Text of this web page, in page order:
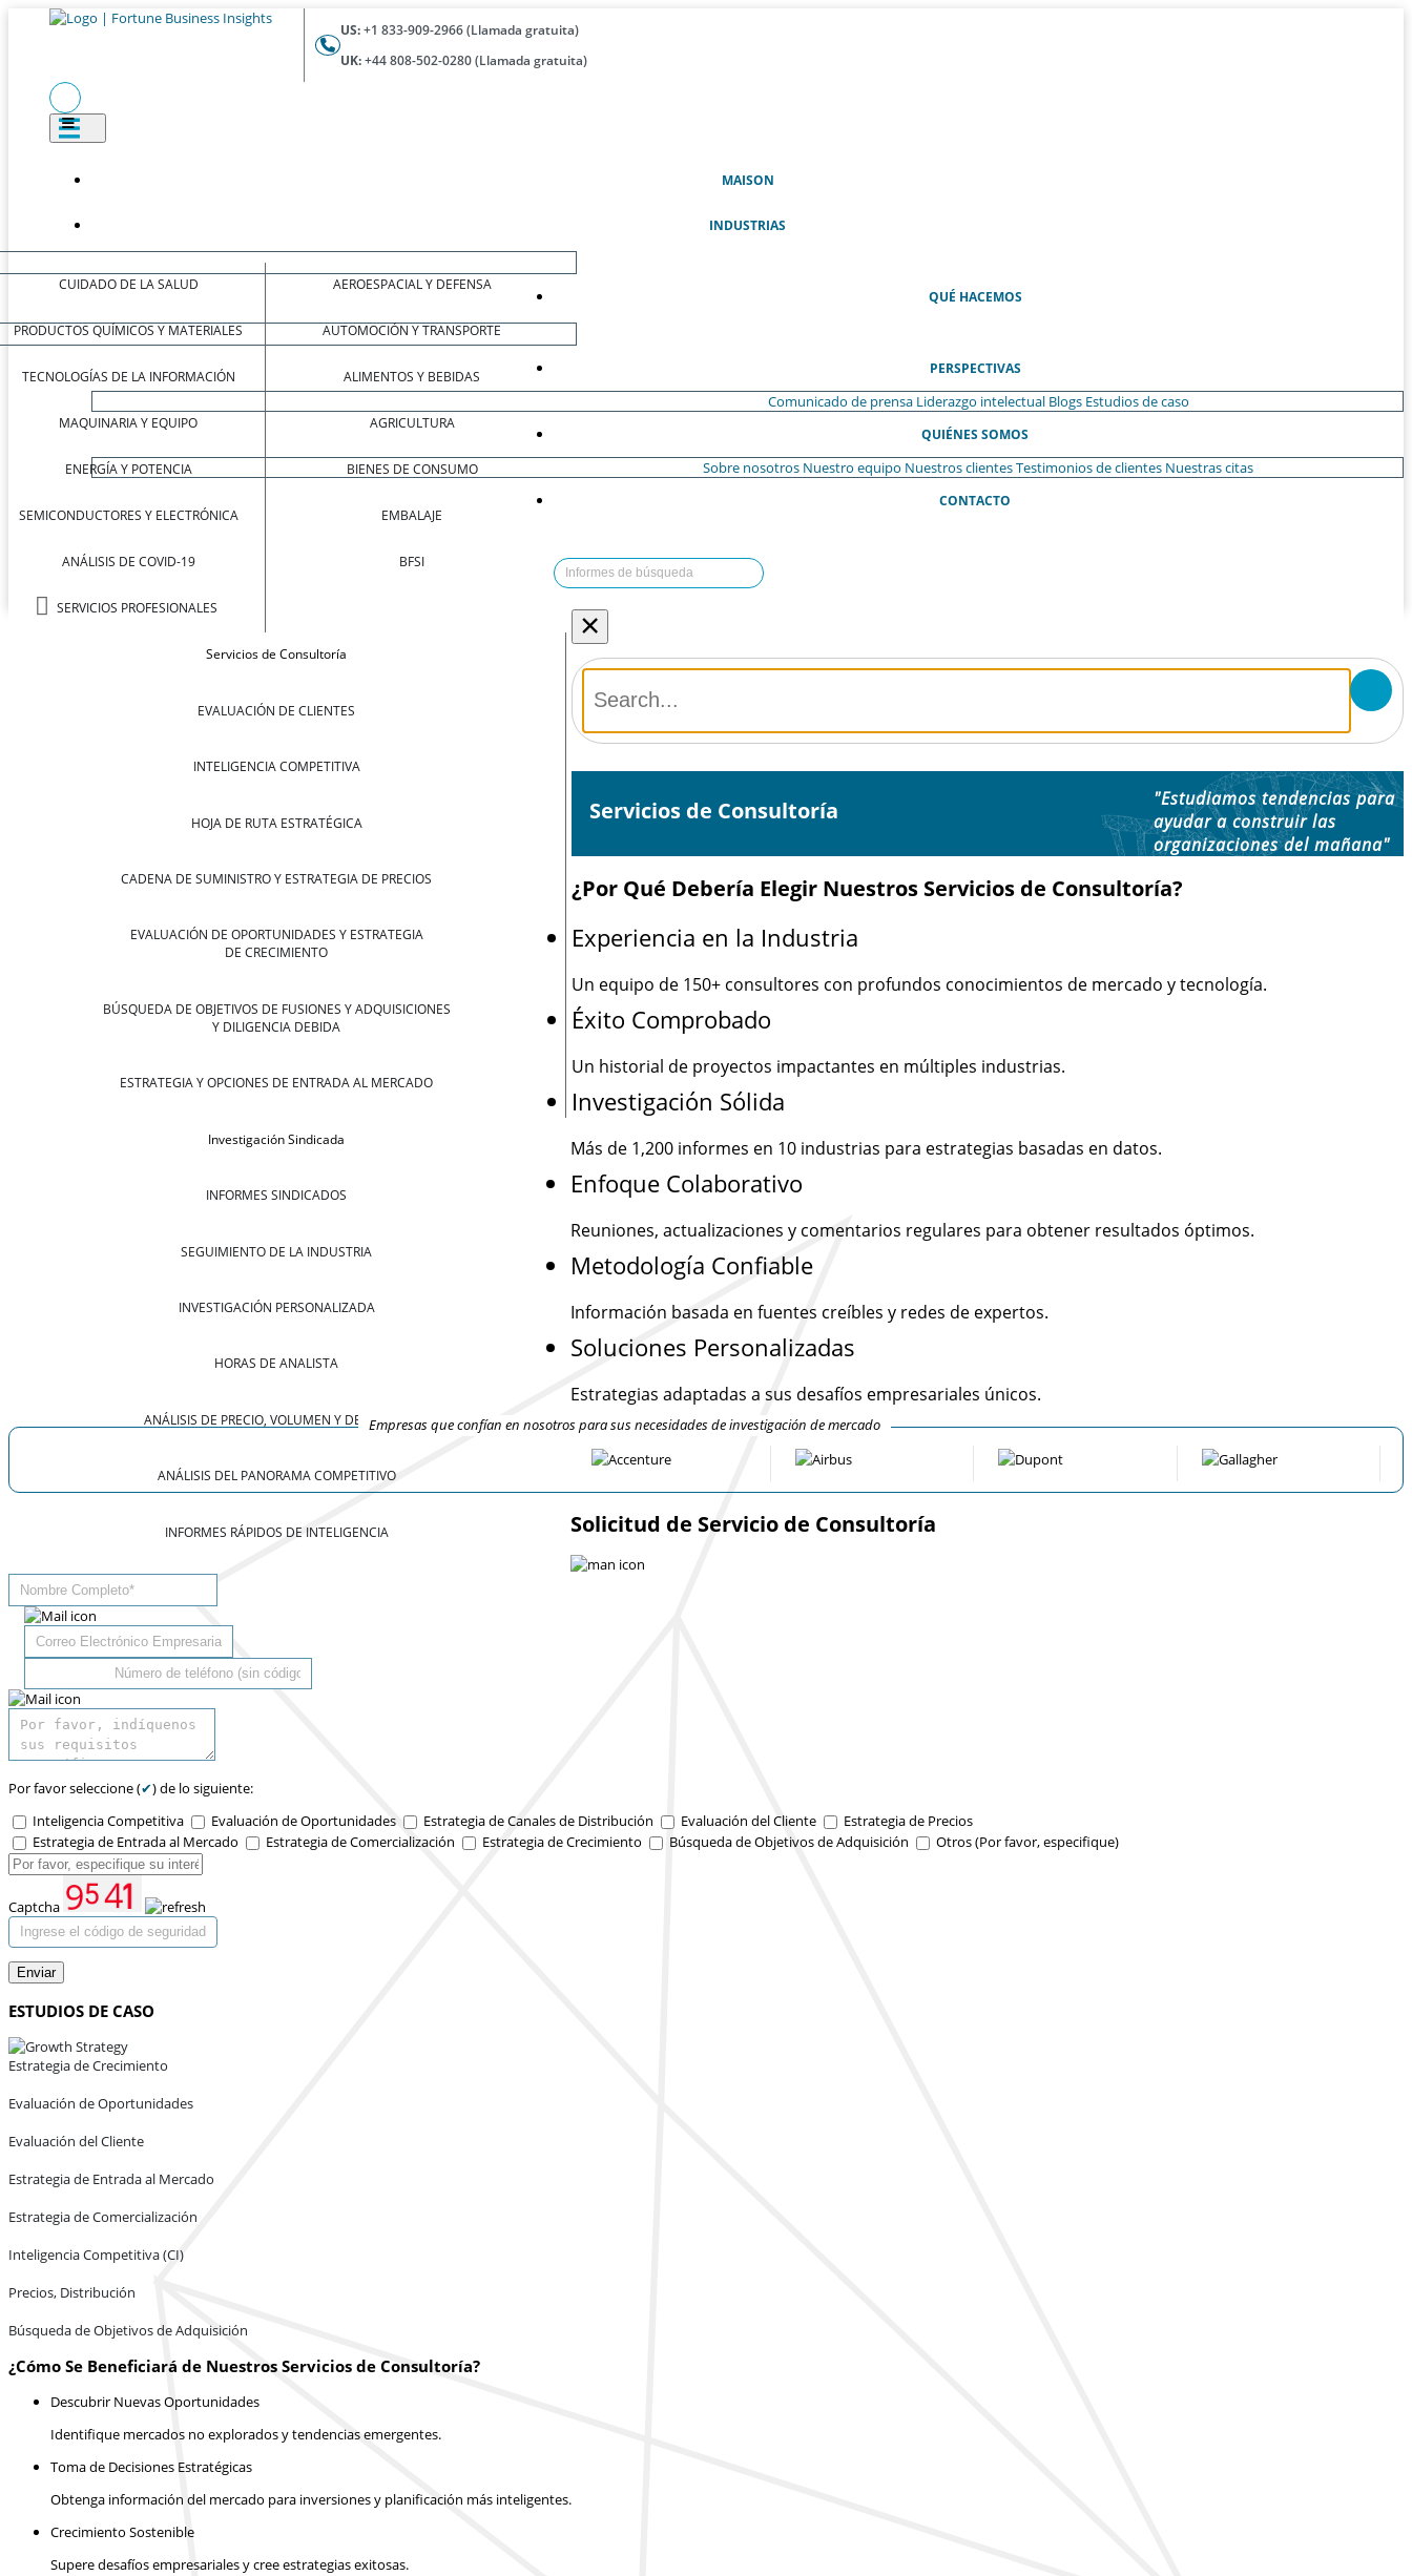
US:+1 833-909-2966 (Llamada gratuita)
UK:+44 808-502-0280 (Llamada gratuita)
MAISON(ACTUAL)
INDUSTRIAS
CUIDADO DE LA SALUD
PRODUCTOS QUÍMICOS Y MATERIALES
TECNOLOGÍAS DE LA INFORMACIÓN
MAQUINARIA Y EQUIPO
ENERGÍA Y POTENCIA
SEMICONDUCTORES Y ELECTRÓNICA
ANÁLISIS DE COVID-19
SERVICIOS PROFESIONALES
AEROESPACIAL Y DEFENSA
AUTOMOCIÓN Y TRANSPORTE
ALIMENTOS Y BEBIDAS
AGRICULTURA
BIENES DE CONSUMO
EMBALAJE
BFSI
QUÉ HACEMOS
Servicios de Consultoría
EVALUACIÓN DE CLIENTES
INTELIGENCIA COMPETITIVA
HOJA DE RUTA ESTRATÉGICA
CADENA DE SUMINISTRO Y ESTRATEGIA DE PRECIOS
EVALUACIÓN DE OPORTUNIDADES Y ESTRATEGIA
DE CRECIMIENTO
BÚSQUEDA DE OBJETIVOS DE FUSIONES Y ADQUISICIONES
Y DILIGENCIA DEBIDA
ESTRATEGIA Y OPCIONES DE ENTRADA AL MERCADO
Investigación Sindicada
INFORMES SINDICADOS
SEGUIMIENTO DE LA INDUSTRIA
INVESTIGACIÓN PERSONALIZADA
HORAS DE ANALISTA
ANÁLISIS DE PRECIO, VOLUMEN Y DEMANDA
ANÁLISIS DEL PANORAMA COMPETITIVO
INFORMES RÁPIDOS DE INTELIGENCIA
PERSPECTIVAS
Comunicado de prensa Liderazgo intelectual Blogs Estudios de caso
QUIÉNES SOMOS
Sobre nosotros Nuestro equipo Nuestros clientesTestimonios de clientes Nuestras citas
CONTACTO
×
Servicios de Consultoría
"Estudiamos tendencias para
ayudar a construir las
organizaciones del mañana"
¿Por Qué Debería Elegir Nuestros Servicios de Consultoría?
Experiencia en la Industria
Un equipo de 150+ consultores con profundos conocimientos de mercado y tecnología.
Éxito Comprobado
Un historial de proyectos impactantes en múltiples industrias.
Investigación Sólida
Más de 1,200 informes en 10 industrias para estrategias basadas en datos.
Enfoque Colaborativo
Reuniones, actualizaciones y comentarios regulares para obtener resultados óptimos.
Metodología Confiable
Información basada en fuentes creíbles y redes de expertos.
Soluciones Personalizadas
Estrategias adaptadas a sus desafíos empresariales únicos.
Empresas que confían en nosotros para sus necesidades de investigación de mercado
Solicitud de Servicio de Consultoría
Por favor seleccione (✔) de lo siguiente:
Inteligencia Competitiva
Evaluación de Oportunidades Estrategia de Canales de Distribución Evaluación del Cliente
Estrategia de Precios
Estrategia de Entrada al Mercado
Estrategia de Comercialización Estrategia de Crecimiento Búsqueda de Objetivos de Adquisición Otros (Por favor, especifique)
Captcha
Enviar
ESTUDIOS DE CASO
Estrategia de Crecimiento
Evaluación de Oportunidades
Evaluación del Cliente
Estrategia de Entrada al Mercado
Estrategia de Comercialización
Inteligencia Competitiva (CI)
Precios, Distribución
Búsqueda de Objetivos de Adquisición
¿Cómo Se Beneficiará de Nuestros Servicios de Consultoría?
Descubrir Nuevas Oportunidades
Identifique mercados no explorados y tendencias emergentes.
Toma de Decisiones Estratégicas
Obtenga información del mercado para inversiones y planificación más inteligentes.
Crecimiento Sostenible
Supere desafíos empresariales y cree estrategias exitosas.